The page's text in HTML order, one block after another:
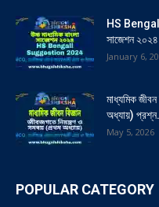
HS
সাজেশন ২০২৪
January 6,
মাধ্যমিক
অধ্যায়)
May 5, 2026
POPULAR CATEGORY